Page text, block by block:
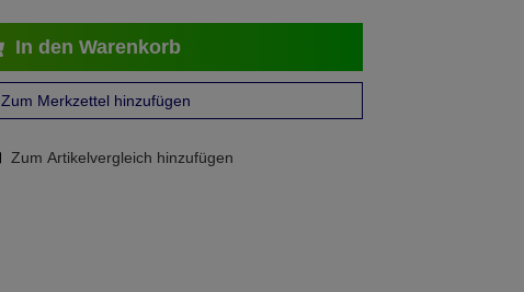
In den Warenkorb
Zum Merkzettel hinzufügen
Zum Artikelvergleich hinzufügen